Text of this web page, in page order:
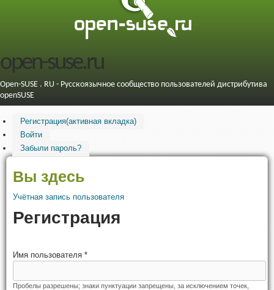
open-suse.ru
Open-SUSE . RU - Русскоязычное сообщество пользователей дистрибутива
openSUSE
Регистрация(активная вкладка)
Войти
Забыли пароль?
Вы здесь
Учётная запись пользователя
Регистрация
Имя пользователя *
Пробелы разрешены; знаки пунктуации запрещены, за исключением точек,